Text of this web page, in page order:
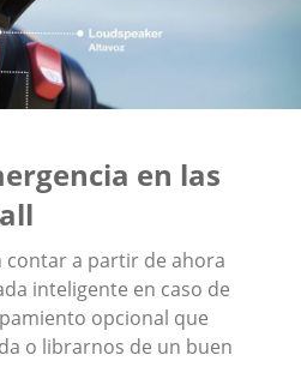
en las
contar a partir de ahora
inteligente en caso de
opcional que
o librarnos de un buen